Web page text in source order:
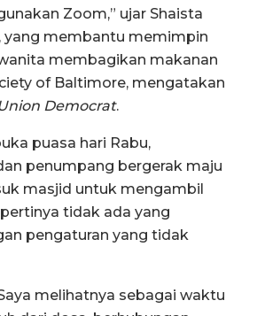
Zoom,” ujar Shaista
yang membantu memimpin
membagikan makanan
of Baltimore, mengatakan
Democrat.
puasa hari Rabu,
penumpang bergerak maju
masjid untuk mengambil
tidak ada yang
pengaturan yang tidak
melihatnya sebagai waktu